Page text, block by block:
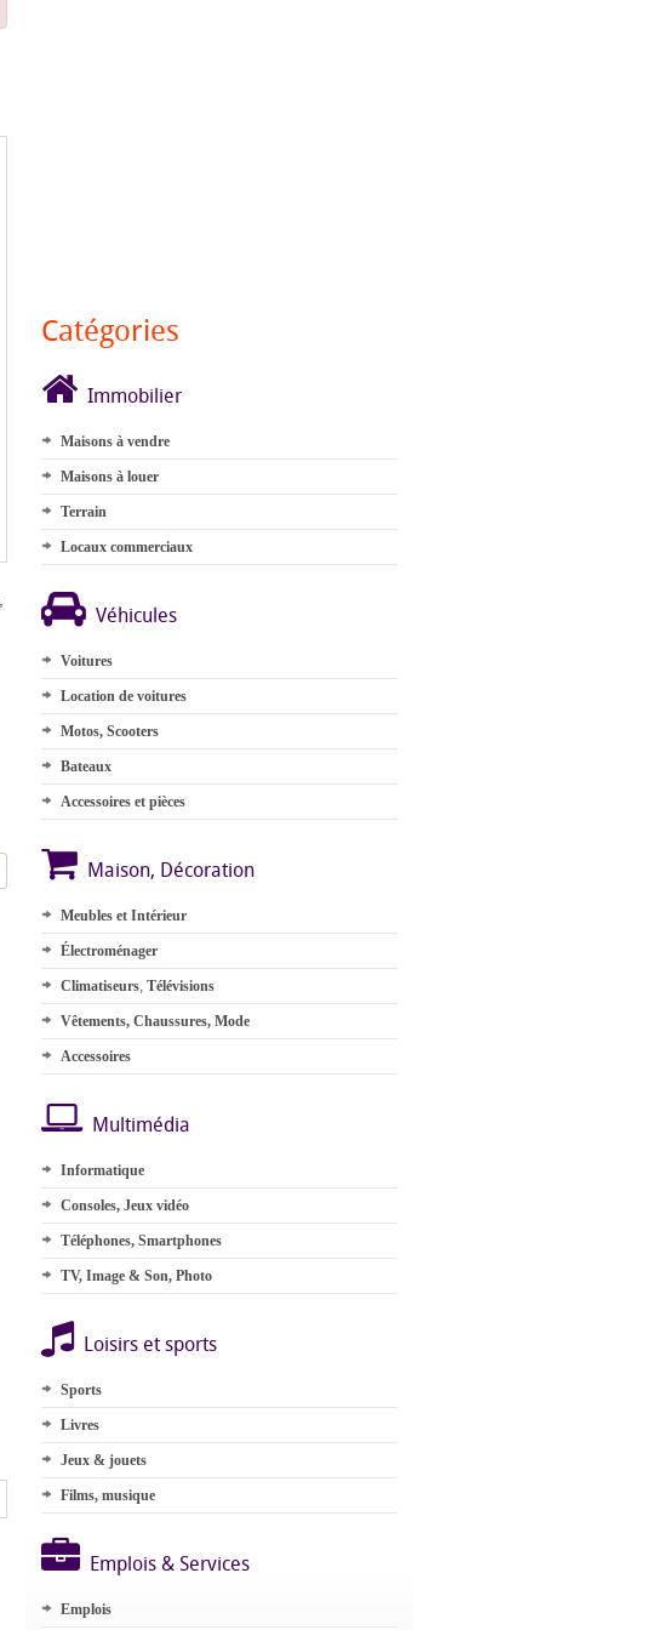
Catégories
Immobilier
Maisons à vendre
Maisons à louer
Terrain
Locaux commerciaux
Véhicules
Voitures
Location de voitures
Motos, Scooters
Bateaux
Accessoires et pièces
Maison, Décoration
Meubles et Intérieur
Électroménager
Climatiseurs, Télévisions
Vêtements, Chaussures, Mode
Accessoires
Multimédia
Informatique
Consoles, Jeux vidéo
Téléphones, Smartphones
TV, Image & Son, Photo
Loisirs et sports
Sports
Livres
Jeux & jouets
Films, musique
Emplois & Services
Emplois